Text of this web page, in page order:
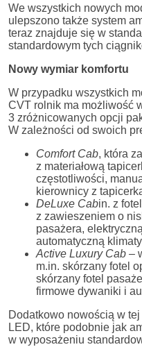
We wszystkich nowych
ulepszono także system
teraz znajduje się w
standardowym tych
Nowy wymiar komfortu
W przypadku wszystkich
CVT rolnik ma możliwość
3 zróżnicowanych opcji
W zależności od swoich
Comfort Cab, która
z materiałową
częstotliwości,
kierownicy z
DeLuxe Cabin. z
z zawieszeniem o
pasażera,
automatyczną
Active Luxury Cab –
m.in. skórzany fotel
skórzany fotel
firmowe dywaniki i
Dodatkowo nowością w
LED, które podobnie jak
w wyposażeniu